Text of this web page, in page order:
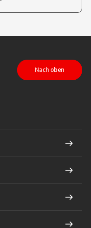
auf LinkedIn
Nach oben